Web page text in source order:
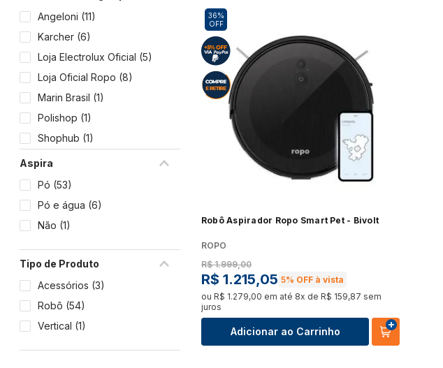
Mamãe & Bebê
Pet Shop
Lojas Oficiais
Serviços
Lava-Louças Máquina de Bebidas
Ver tudo Ver tudo
Peças e Acessórios
Bebedouro e Purificador
Ver tudo
Panela Elétrica
Ver tudo
Ralador e Moedor
Ver tudo
Torradeira
Ver tudo
Máquina de Gelo
Ver tudo
Ver tudo Ver tudo
Angeloni (11)
Karcher (6)
Loja Electrolux Oficial (5)
Loja Oficial Ropo (8)
Marin Brasil (1)
Polishop (1)
Shophub (1)
Webcontinental Marketplace
Aspira
Pó (53)
Pó e água (6)
Não (1)
Tipo de Produto
Acessórios (3)
Robô (54)
Vertical (1)
36%
OFF
Robô Aspirador Ropo Smart Pet - Bivolt
ROPO
R$ 1.999,00
R$ 1.215,05 5% OFF à vista
ou R$ 1.279,00 em até 8x de R$ 159,87 sem
juros
Adicionar ao Carrinho